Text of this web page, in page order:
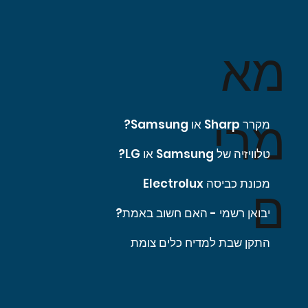
מא
מרי
ם
מקרר Sharp או Samsung?
טלוויזיה של Samsung או LG?
מכונת כביסה Electrolux
יבואן רשמי - האם חשוב באמת?
התקן שבת למדיח כלים צומת